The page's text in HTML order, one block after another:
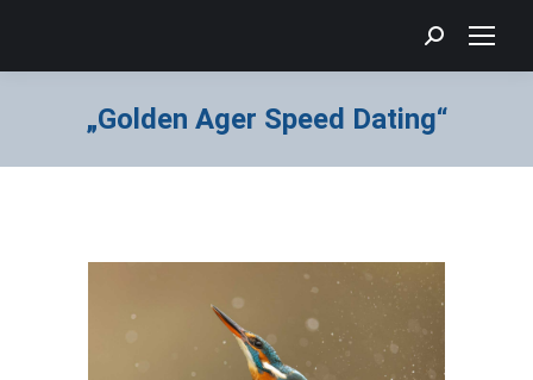
Search:
„Golden Ager Speed Dating“